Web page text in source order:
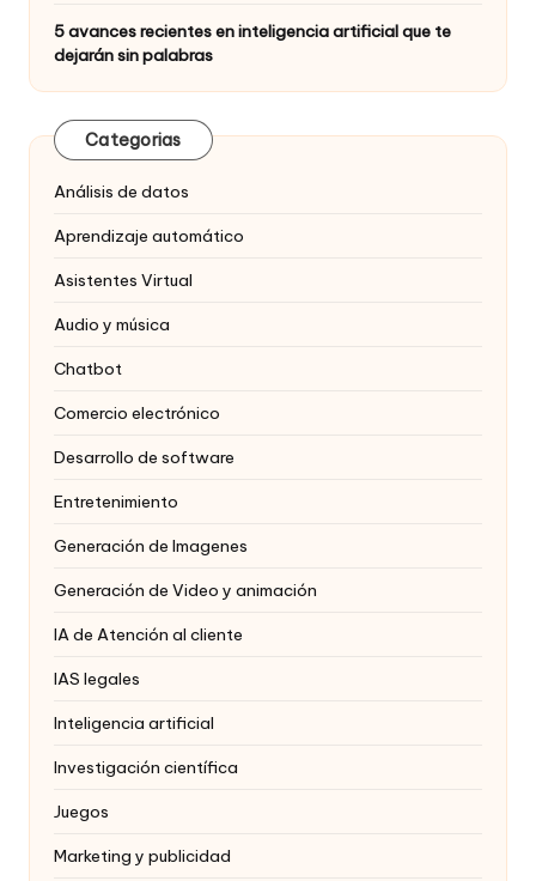
5 avances recientes en inteligencia artificial que te
dejarán sin palabras
Categorias
Análisis de datos
Aprendizaje automático
Asistentes Virtual
Audio y música
Chatbot
Comercio electrónico
Desarrollo de software
Entretenimiento
Generación de Imagenes
Generación de Video y animación
IA de Atención al cliente
IAS legales
Inteligencia artificial
Investigación científica
Juegos
Marketing y publicidad